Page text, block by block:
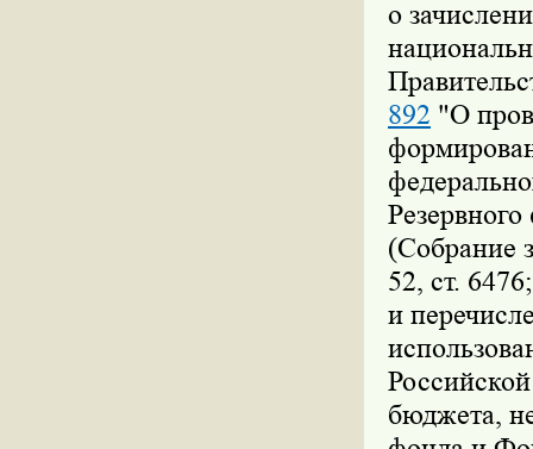
о
892 "О
(Собрание
52, ст.
и
бюджета,